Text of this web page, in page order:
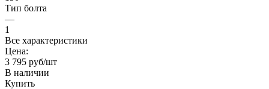
Тип болта
—
1
Все характеристики
Цена:
3 795 руб/шт
В наличии
Купить